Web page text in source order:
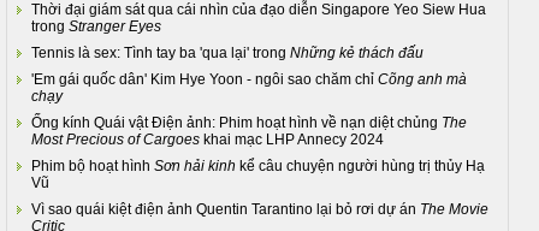
Thời đại giám sát qua cái nhìn của đạo diễn Singapore Yeo Siew Hua
trong Stranger Eyes
Tennis là sex: Tình tay ba 'qua lại' trong Những kẻ thách đấu
'Em gái quốc dân' Kim Hye Yoon - ngôi sao chăm chỉ Cõng anh mà
chạy
Ống kính Quái vật Điện ảnh: Phim hoạt hình về nạn diệt chủng The
Most Precious of Cargoes khai mạc LHP Annecy 2024
Phim bộ hoạt hình Sơn hải kinh kể câu chuyện người hùng trị thủy Hạ
Vũ
Vì sao quái kiệt điện ảnh Quentin Tarantino lại bỏ rơi dự án The Movie
Critic